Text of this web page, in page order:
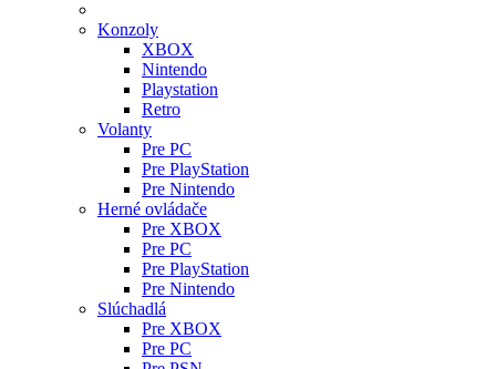
Konzoly
XBOX
Nintendo
Playstation
Retro
Volanty
Pre PC
Pre PlayStation
Pre Nintendo
Herné ovládače
Pre XBOX
Pre PC
Pre PlayStation
Pre Nintendo
Slúchadlá
Pre XBOX
Pre PC